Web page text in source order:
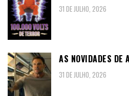
31 DE JULHO, 2026
AS NOVIDADES DE
31 DE JULHO, 2026